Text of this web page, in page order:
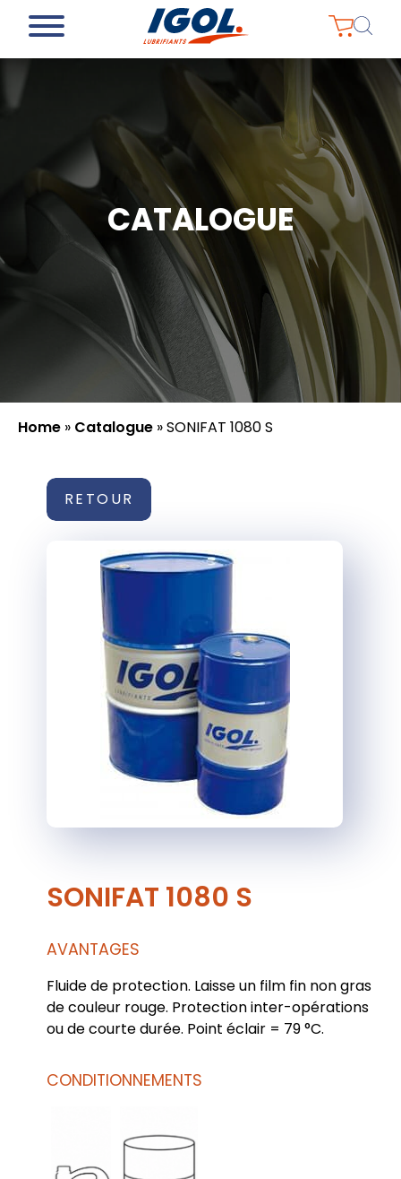
CATALOGUE
Home » Catalogue »SONIFAT 1080 S
RETOUR
SONIFAT 1080 S
AVANTAGES
Fluide de protection. Laisse un film fin non gras
de couleur rouge. Protection inter-opérations
ou de courte durée. Point éclair = 79 °C.
CONDITIONNEMENTS